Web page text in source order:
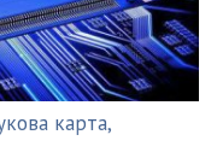
карта,